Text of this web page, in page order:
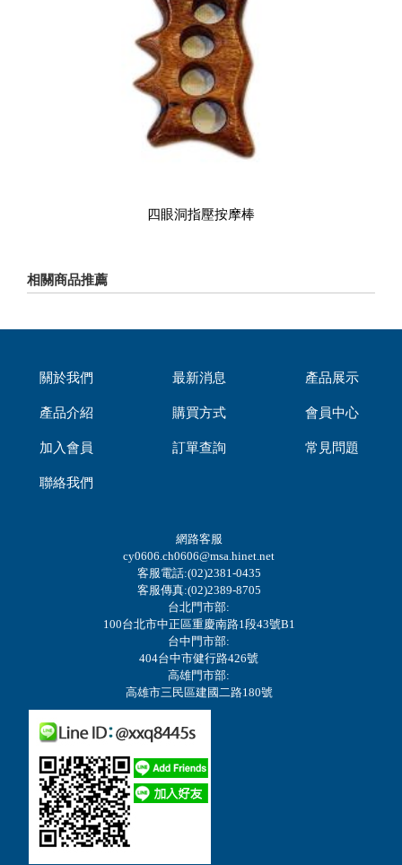
四眼洞指壓按摩棒
相關商品推薦
關於我們 最新消息 產品展示
產品介紹 購買方式 會員中心
加入會員 訂單查詢 常見問題
聯絡我們
網路客服
cy0606.ch0606@msa.hinet.net
客服電話:(02)2381-0435
客服傳真:(02)2389-8705
台北門市部:
100台北市中正區重慶南路1段43號B1
台中門市部:
404台中市健行路426號
高雄門市部:
高雄市三民區建國二路180號